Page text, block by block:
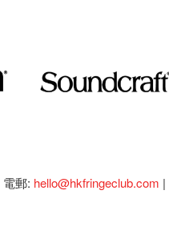
電郵: hello@hkfringeclub.com |